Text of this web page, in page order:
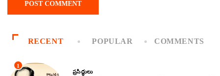
RECENT POPULAR COMMENTS
1
ప్రసిద్ధులు